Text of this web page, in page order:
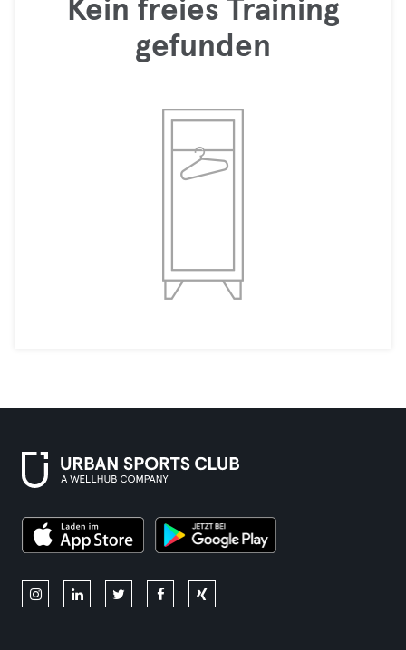
Kein freies Training
gefunden